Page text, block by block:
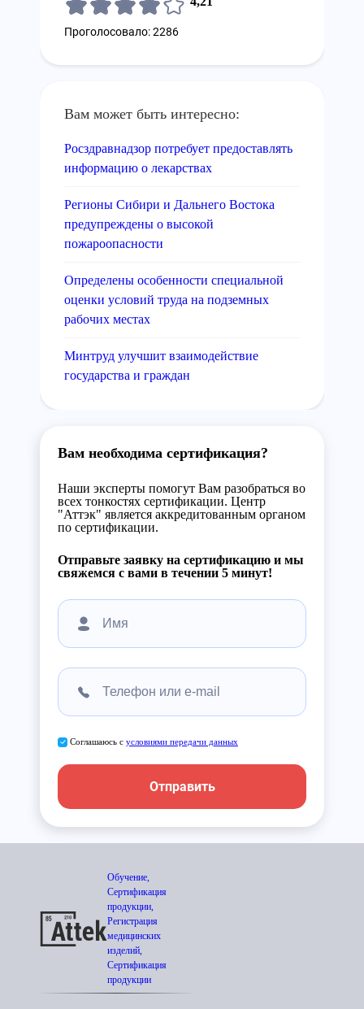
Проголосовало: 2286
Вам может быть интересно:
Росздравнадзор потребует предоставлять
информацию о лекарствах
Регионы Сибири и Дальнего Востока
предупреждены о высокой
пожароопасности
Определены особенности специальной
оценки условий труда на подземных
рабочих местах
Минтруд улучшит взаимодействие
государства и граждан
Вам необходима сертификация?
Наши эксперты помогут Вам разобраться во
всех тонкостях сертификации. Центр
"Аттэк" является аккредитованным органом
по сертификации.
Отправьте заявку на сертификацию и мы
свяжемся с вами в течении 5 минут!
Соглашаюсь с условиями передачи данных
Отправить
Обучение,
Сертификация
продукции,
Регистрация
медицинских
изделий,
Сертификация
продукции